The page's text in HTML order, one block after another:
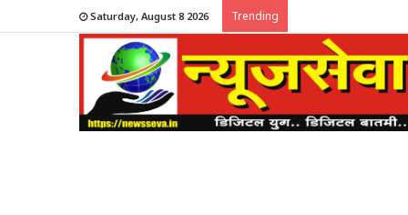
Saturday, August 8 2026 Trending